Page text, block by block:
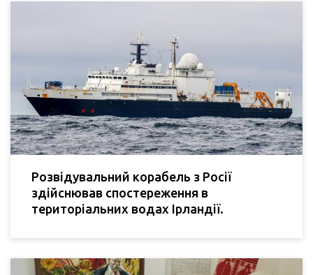
Розвідувальний корабель з Росії
здійснював спостереження в
територіальних водах Ірландії.